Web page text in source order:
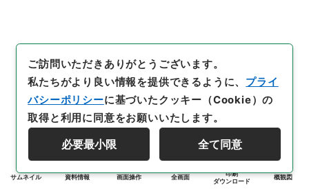
サムネイル 資料情報 画面操作 全画面
印刷
ダウンロード
概観図
ご訪問いただきありがとうございます。
私たちがより良い情報を提供できるように、 プライ
バシーポリシーに基づいたクッキー（Cookie）の
取得と利用に同意をお願いいたします。
必要最小限 全て同意